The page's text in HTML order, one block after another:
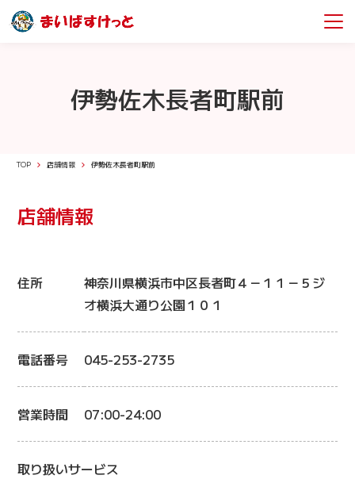
伊勢佐木長者町駅前
TOP 店舗情報 伊勢佐木長者町駅前
店舗情報
住所
神奈川県横浜市中区長者町４－１１－５ジ
オ横浜大通り公園１０１
電話番号 045-253-2735
営業時間 07:00-24:00
取り扱いサービス